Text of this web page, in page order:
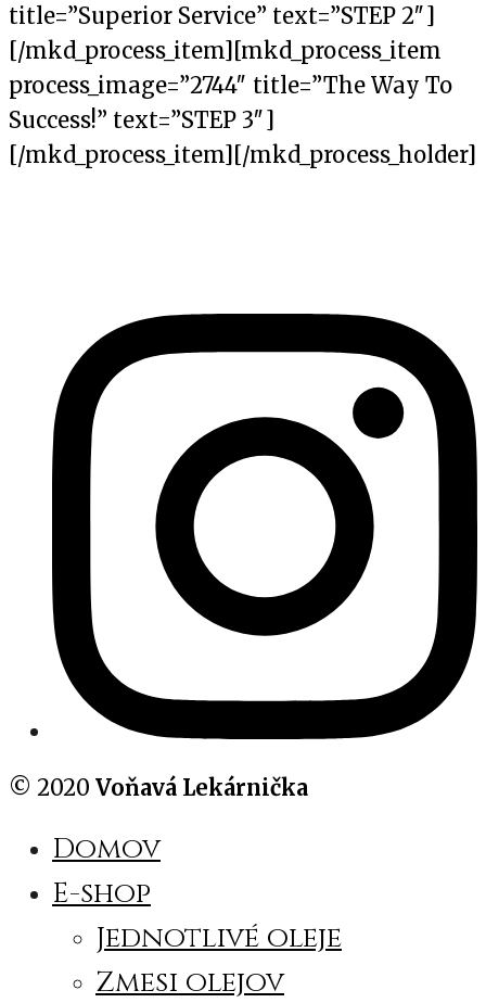
title=”Superior Service” text=”STEP 2″]
[/mkd_process_item][mkd_process_item
process_image=”2744″ title=”The Way To
Success!” text=”STEP 3″]
[/mkd_process_item][/mkd_process_holder]
© 2020 Voňavá Lekárnička
Domov
E-shop
Jednotlivé oleje
Zmesi olejov